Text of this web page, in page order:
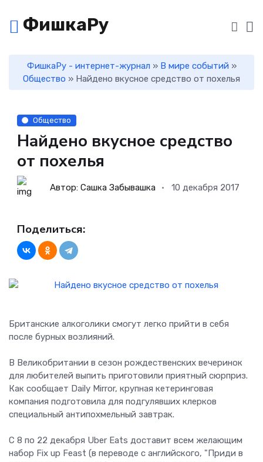
ФишкаРу
ФишкаРу - интернет-журнал » В мире событий »
Общество » Найдено вкусное средство от похелья
Общество
Найдено вкусное средство
от похелья
Автор: Сашка Забывашка 10 декабря 2017
Поделиться:
Британские алкоголики смогут легко прийти в себя
после бурных возлияний.
В Великобритании в сезон рождественских вечеринок
для любителей выпить приготовили приятный сюрприз.
Как сообщает Daily Mirror, крупная кетеринговая
компания подготовила для подгулявших клерков
специальный антипохмельный завтрак.
С 8 по 22 декабря Uber Eats доставит всем желающим
набор Fix up Feast (в переводе с английского, "Приди в